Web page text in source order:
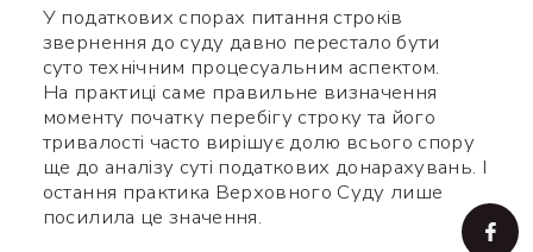
У податкових спорах питання строків
звернення до суду давно перестало бути
суто технічним процесуальним аспектом.
На практиці саме правильне визначення
моменту початку перебігу строку та його
тривалості часто вирішує долю всього спору
ще до аналізу суті податкових донарахувань. І
остання практика Верховного Суду лише
посилила це значення.